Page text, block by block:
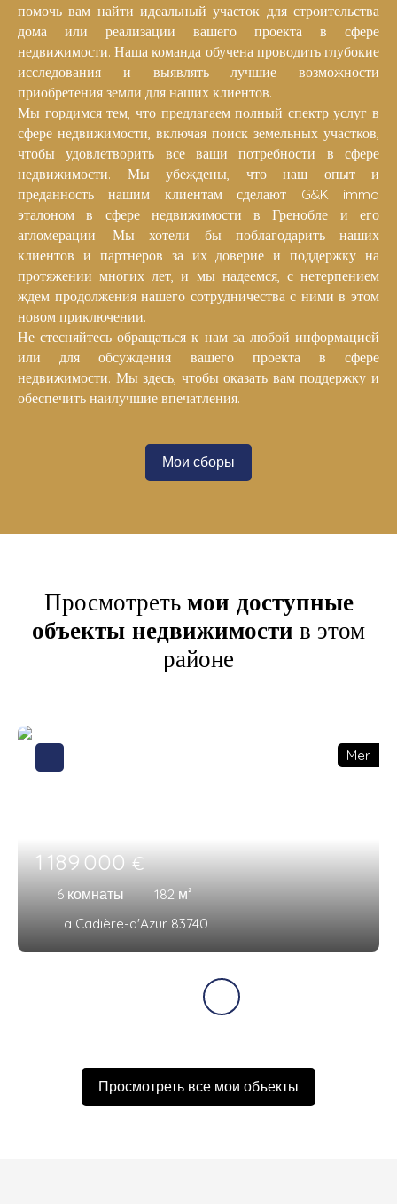
помочь вам найти идеальный участок для строительства
дома или реализации вашего проекта в сфере
недвижимости. Наша команда обучена проводить глубокие
исследования и выявлять лучшие возможности
приобретения земли для наших клиентов.
Мы гордимся тем, что предлагаем полный спектр услуг в
сфере недвижимости, включая поиск земельных участков,
чтобы удовлетворить все ваши потребности в сфере
недвижимости. Мы убеждены, что наш опыт и
преданность нашим клиентам сделают G&K immo
эталоном в сфере недвижимости в Гренобле и его
агломерации. Мы хотели бы поблагодарить наших
клиентов и партнеров за их доверие и поддержку на
протяжении многих лет, и мы надеемся, с нетерпением
ждем продолжения нашего сотрудничества с ними в этом
новом приключении.
Не стесняйтесь обращаться к нам за любой информацией
или для обсуждения вашего проекта в сфере
недвижимости. Мы здесь, чтобы оказать вам поддержку и
обеспечить наилучшие впечатления.
Мои сборы
Просмотреть мои доступные
объекты недвижимости в этом
районе
1 189 000€
6 комнаты 182 м²
La Cadière-d'Azur 83740
Mer
Просмотреть все мои объекты